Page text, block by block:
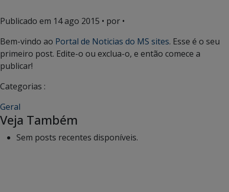
Publicado em 14 ago 2015 • por •
Bem-vindo ao Portal de Noticias do MS sites. Esse é o seu
primeiro post. Edite-o ou exclua-o, e então comece a
publicar!
Categorias :
Geral
Veja Também
Sem posts recentes disponíveis.